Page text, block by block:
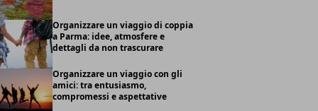
Organizzare un viaggio di coppia
a Parma: idee, atmosfere e
dettagli da non trascurare
Organizzare un viaggio con gli
amici: tra entusiasmo,
compromessi e aspettative